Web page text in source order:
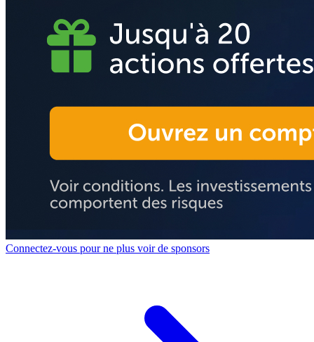
Connectez-vous pour ne plus voir de sponsors